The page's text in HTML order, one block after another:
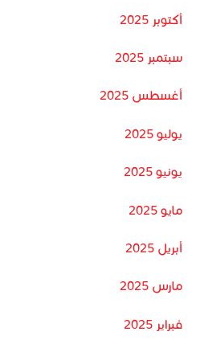
أكتوبر 2025
سبتمبر 2025
أغسطس 2025
يوليو 2025
يونيو 2025
مايو 2025
أبريل 2025
مارس 2025
فبراير 2025